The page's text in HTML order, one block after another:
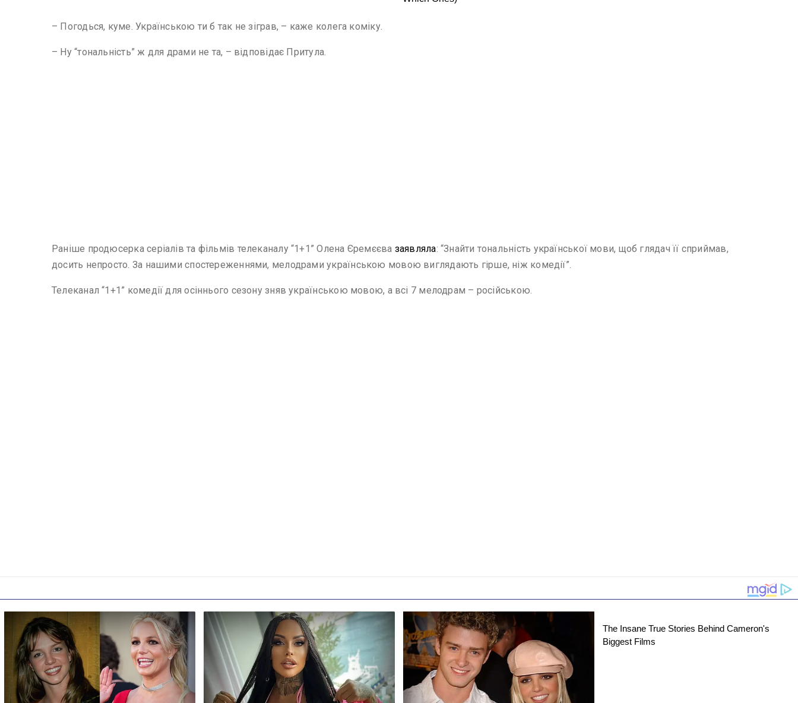
– Погодься, куме. Українською ти б так не зіграв, – каже колега коміку.
– Ну “тональність” ж для драми не та, – відповідає Притула.
Раніше продюсерка серіалів та фільмів телеканалу “1+1” Олена Єремєєва заявляла: “Знайти тональність української мови, щоб глядач її сприймав,
досить непросто. За нашими спостереженнями, мелодрами українською мовою виглядають гірше, ніж комедії”.
Телеканал “1+1” комедії для осіннього сезону зняв українською мовою, а всі 7 мелодрам – російською.